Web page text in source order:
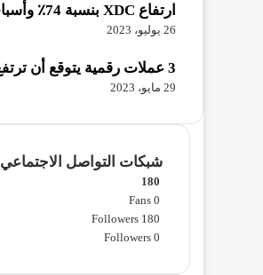
ارتفاع XDC بنسبة 74٪ وأسباب هذا الربح
26 يوليو، 2023
3 عملات رقمية يتوقع أن ترتفع في حزيران 2023
29 مايو، 2023
شبكات التواصل الاجتماعي
180
0
Fans
180
Followers
0
Followers